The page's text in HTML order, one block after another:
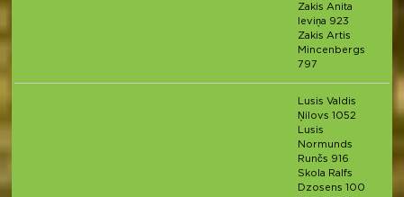
Zakis Anita
Ieviņa 923
Zakis Artis
Mincenbergs
797
Lusis Valdis
Ņilovs 1052
Lusis
Normunds
Runčs 916
Skola Ralfs
Dzosens 100